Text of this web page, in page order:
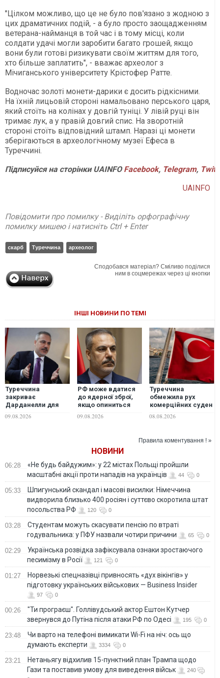
"Цілком можливо, що це не було пов'язано з жодною з
цих драматичних подій, - а було просто заощадженням
ветерана-найманця в той час і в тому місці, коли
солдати удачі могли заробити багато грошей, якщо
вони були готові ризикувати своїм життям для того,
хто більше заплатить", - вважає археолог з
Мічиганського університету Крістофер Ратте.
Водночас золоті монети-дарики є досить рідкісними.
На їхній лицьовій стороні намальовано перського царя,
який стоїть на колінах у довгій туніці. У лівій руці він
тримає лук, а у правій довгий спис. На зворотній
стороні стоїть відповідний штамп. Наразі ці монети
зберігаються в археологічному музеї Ефеса в
Туреччині.
ПідписуйсянасторінкиUAINFO Facebook, Telegram,
UAINFO
Повідомити про помилку - Виділіть орфографічну
помилку мишею і натисніть Ctrl + Enter
скарб Туреччина археолог
Сподобався матеріал? Сміливо поділися
ним в соцмережах через ці кнопки
ІНШІ НОВИНИ ПО ТЕМІ
Туреччина
закриває
Дарданелли для
частини суден:
глава МЗС Фідан
09.08.2026
РФ може вдатися
до ядерної зброї,
якщо опиниться
перед загрозою
виживання країни,
09.08.2026
Туреччина
обмежила рух
комерційних суден
у Чорне море через
Дарданелли через
08.08.2026
Правила коментування ! »
НОВИНИ
06:28
«Не будь байдужим»: у 22 містах Польщі пройшли
масштабні акції проти нападів на українців
44 0
05:33
Шпигунський скандал і масові висилки: Німеччина
видворила близько 400 росіян і суттєво скоротила штат
посольства РФ
120 0
03:28
Студентам можуть скасувати пенсію по втраті
годувальника: у ПФУ назвали чотири причини
65 0
02:29
Українська розвідка зафіксувала ознаки зростаючого
песимізму в Росії
121 0
01:27
Норвезькі спецназівці привносять «дух вікінгів» у
підготовку українських військових — Business Insider
97 0
00:26
"Ти програєш". Голлівудський актор Ештон Кутчер
звернувся до Путіна після атаки РФ по Одесі
195 0
23:48
Чи варто на телефонi вимикати Wi-Fi на ніч: ось що
думають експерти
3334 0
23:21
Нетаньягу відхилив 15-пунктний план Трампа щодо
Гази та поставив умову для виведення військ
240